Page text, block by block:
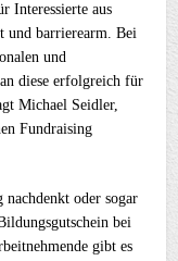
Interessierte aus
und barrierearm. Bei
und
diese erfolgreich für
Michael Seidler,
Fundraising
nachdenkt oder sogar
bei
gibt es